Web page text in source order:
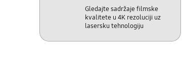
Gledajte sadržaje filmske
kvalitete u 4K rezoluciji uz
lasersku tehnologiju